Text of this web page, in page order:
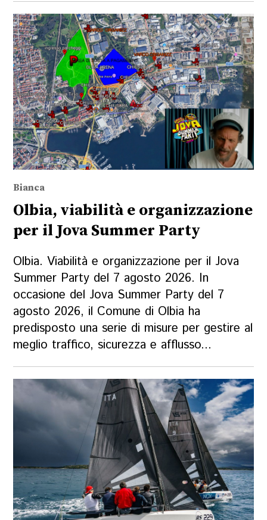
Bianca
Olbia, viabilità e organizzazione
per il Jova Summer Party
Olbia. Viabilità e organizzazione per il Jova
Summer Party del 7 agosto 2026. In
occasione del Jova Summer Party del 7
agosto 2026, il Comune di Olbia ha
predisposto una serie di misure per gestire al
meglio traffico, sicurezza e afflusso...